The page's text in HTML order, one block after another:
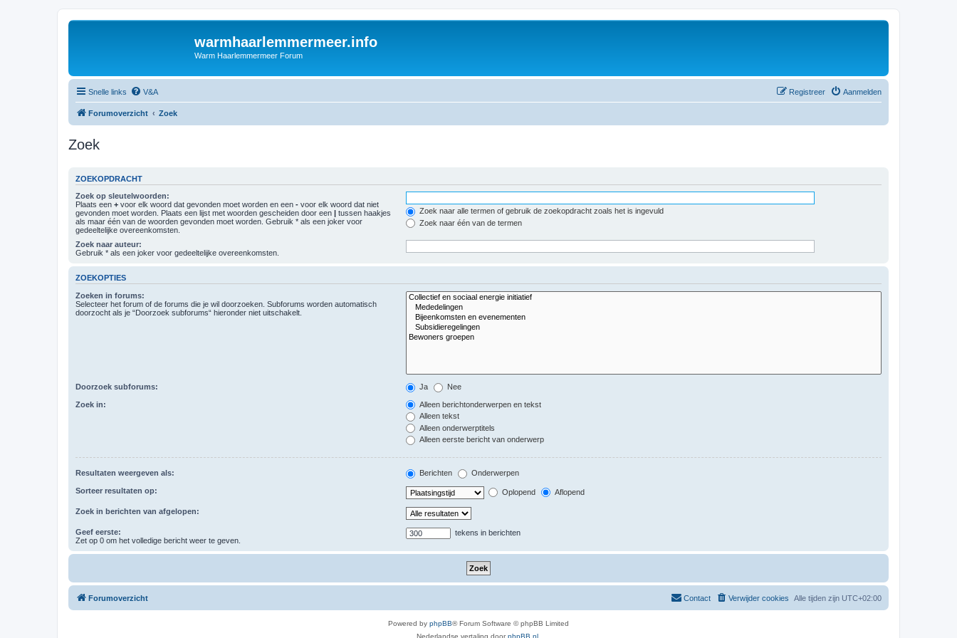
warmhaarlemmermeer.info
Warm Haarlemmermeer Forum
Snelle links V&A Aanmelden
Registreer
Forumoverzicht Zoek
Zoek
ZOEKOPDRACHT
Zoek op sleutelwoorden:
Plaats een + voor elk woord dat gevonden moet worden en een - voor elk woord dat niet
gevonden moet worden. Plaats een lijst met woorden gescheiden door een | tussen haakjes
als maar één van de woorden gevonden moet worden. Gebruik * als een joker voor
gedeeltelijke overeenkomsten.
Zoek naar alle termen of gebruik de zoekopdracht zoals het is ingevuld
Zoek naar één van de termen
Zoek naar auteur:
Gebruik * als een joker voor gedeeltelijke overeenkomsten.
ZOEKOPTIES
Zoeken in forums:
Selecteer het forum of de forums die je wil doorzoeken. Subforums worden automatisch
doorzocht als je “Doorzoek subforums“ hieronder niet uitschakelt.
Doorzoek subforums: Ja Nee
Zoek in:
Alleen berichtonderwerpen en tekst
Alleen tekst
Alleen onderwerptitels
Alleen eerste bericht van onderwerp
Resultaten weergeven als: Berichten Onderwerpen
Sorteer resultaten op: Oplopend Aflopend
Zoek in berichten van afgelopen:
Geef eerste:
Zet op 0 om het volledige bericht weer te geven.
tekens in berichten
Forumoverzicht Alle tijden zijn UTC+02:00
Verwijder cookies
Contact
Powered by phpBB® Forum Software © phpBB Limited
Nederlandse vertaling doorphpBB.nl